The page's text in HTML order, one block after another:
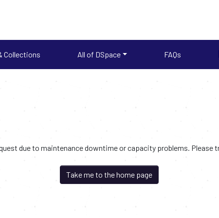
Collections All of DSpace FAQs
due to maintenance downtime or capacity problems. Please
Take me to the home page